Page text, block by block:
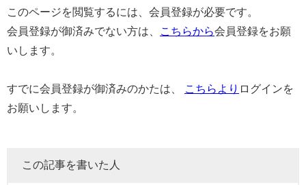
このページを閲覧するには、会員登録が必要です。
会員登録が御済みでない方は、
こちらから会員登録をお願
いします。
すでに会員登録が御済みのかたは、 こちらより ログインを
お願いします。
この記事を書いた人